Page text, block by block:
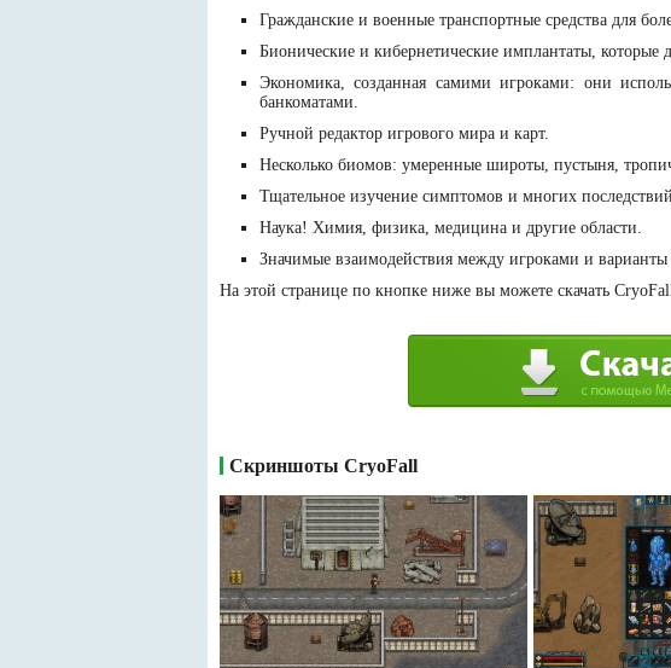
Гражданские и военные транспортные средства для
Бионические и кибернетические имплантаты,
Экономика, созданная самими игроками: они
банкоматами.
Ручной редактор игрового мира и карт.
Несколько биомов: умеренные широты, пустыня,
Тщательное изучение симптомов и многих
Наука! Химия, физика, медицина и другие области.
Значимые взаимодействия между игроками и
На этой странице по кнопке ниже вы можете скачать
Скриншоты CryoFall